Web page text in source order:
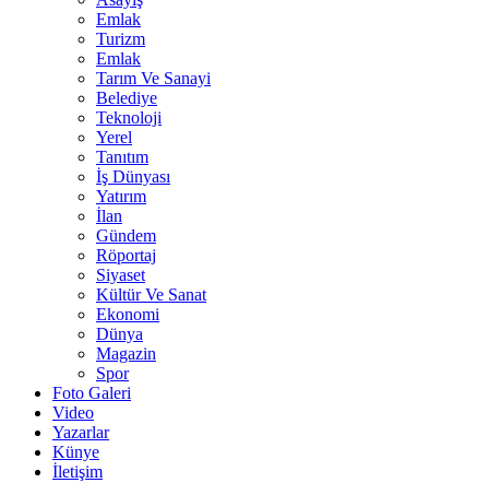
Emlak
Turizm
Emlak
Tarım Ve Sanayi
Belediye
Teknoloji
Yerel
Tanıtım
İş Dünyası
Yatırım
İlan
Gündem
Röportaj
Siyaset
Kültür Ve Sanat
Ekonomi
Dünya
Magazin
Spor
Foto Galeri
Video
Yazarlar
Künye
İletişim